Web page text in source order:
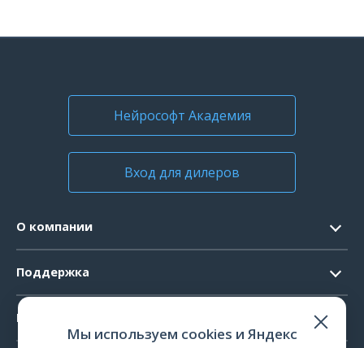
Нейрософт Академия
Вход для дилеров
О компании
Официальные документы
Поддержка
Системные требования
Продукты
Мы используем cookies и Яндекс